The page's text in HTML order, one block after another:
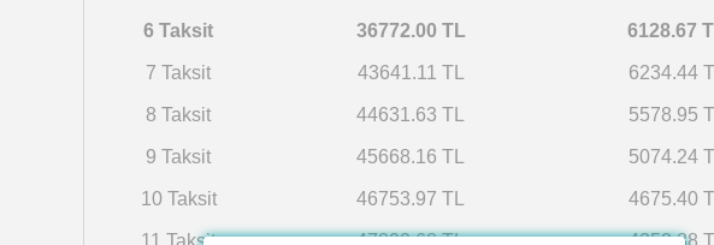
6 Taksit 36772.00 TL 6128.67
7 Taksit 43641.11 TL 6234.44 TL
8 Taksit 44631.63 TL 5578.95 TL
9 Taksit 45668.16 TL 5074.24 TL
10 Taksit 46753.97 TL 4675.40 TL
11 Taksit 47892.68 TL 4353.88 TL